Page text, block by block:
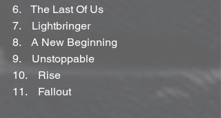
6.    The Last Of Us
7.    Lightbringer
8.    A New Beginning
9.    Unstoppable
10.    Rise
11.    Fallout